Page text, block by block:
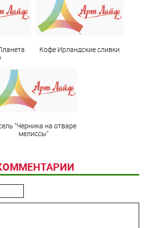
Кофе Ирландские сливки
"Черника на отваре
мелиссы"